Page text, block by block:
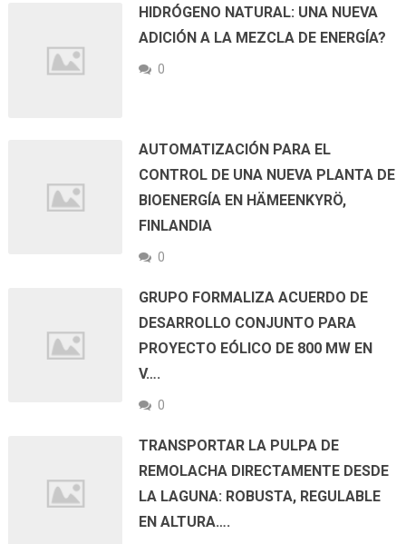
HIDRÓGENO NATURAL: UNA NUEVA
ADICIÓN A LA MEZCLA DE ENERGÍA?
0
AUTOMATIZACIÓN PARA EL
CONTROL DE UNA NUEVA PLANTA DE
BIOENERGÍA EN HÄMEENKYRÖ,
FINLANDIA
0
GRUPO FORMALIZA ACUERDO DE
DESARROLLO CONJUNTO PARA
PROYECTO EÓLICO DE 800 MW EN
V….
0
TRANSPORTAR LA PULPA DE
REMOLACHA DIRECTAMENTE DESDE
LA LAGUNA: ROBUSTA, REGULABLE
EN ALTURA….